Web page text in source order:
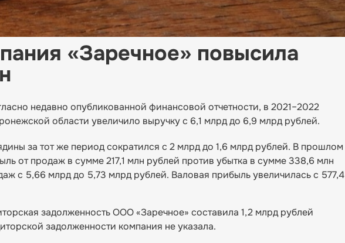
«Заречное» повысила
недавно опубликованной финансовой отчетности, в 2021–2022
области увеличило выручку с 6,1 млрд до 6,9 млрд рублей.
за тот же период сократился с 2 млрд до 1,6 млрд рублей. В прошлом
от продаж в сумме 217,1 млн рублей против убытка в сумме 338,6 млн
с 5,66 млрд до 5,73 млрд рублей. Валовая прибыль увеличилась с 577,4
задолженность ООО «Заречное» составила 1,2 млрд рублей
задолженности компания не указала.